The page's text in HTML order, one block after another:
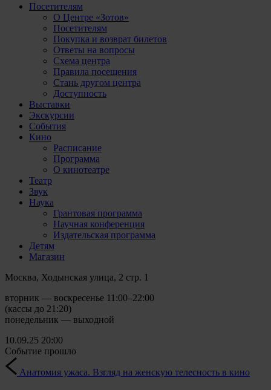
Посетителям
О Центре «Зотов»
Посетителям
Покупка и возврат билетов
Ответы на вопросы
Схема центра
Правила посещения
Стань другом центра
Доступность
Выставки
Экскурсии
События
Кино
Расписание
Программа
О кинотеатре
Театр
Звук
Наука
Грантовая программа
Научная конференция
Издательская программа
Детям
Магазин
Москва, Ходынская улица, 2 стр. 1
вторник — воскресенье 11:00–22:00
(кассы до 21:20)
понедельник — выходной
10.09.25 20:00
Событие прошло
Анатомия ужаса. Взгляд на женскую телесность в кино